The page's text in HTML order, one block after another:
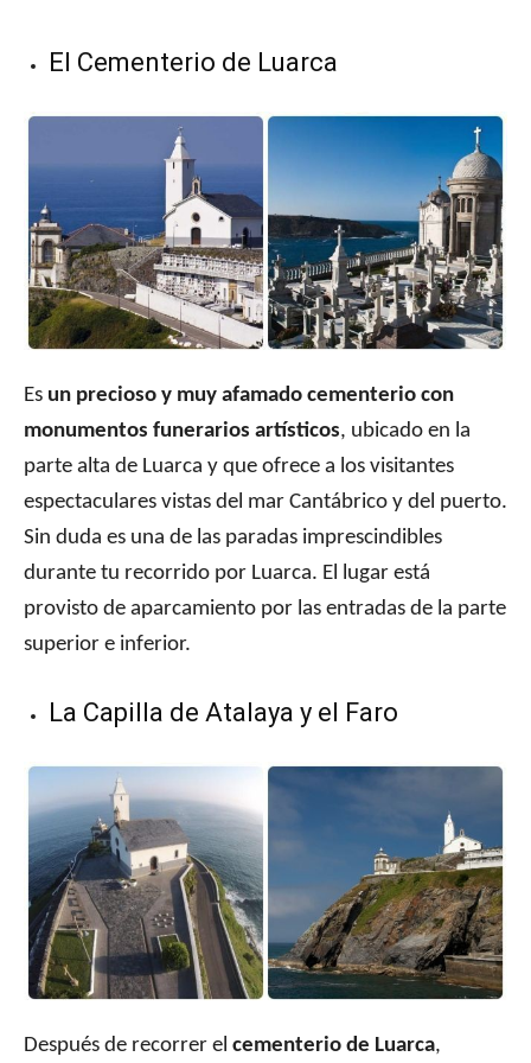
El Cementerio de Luarca
Es un precioso y muy afamado cementerio con
monumentos funerarios artísticos, ubicado en la
parte alta de Luarca y que ofrece a los visitantes
espectaculares vistas del mar Cantábrico y del puerto.
Sin duda es una de las paradas imprescindibles
durante tu recorrido por Luarca. El lugar está
provisto de aparcamiento por las entradas de la parte
superior e inferior.
La Capilla de Atalaya y el Faro
Después de recorrer el cementerio de Luarca,